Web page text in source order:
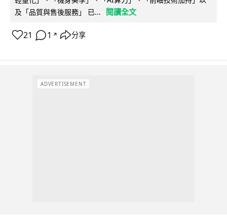
及「品質與售後服務」 已...
閱讀全文
21 1 ↗ 分享
ADVERTISEMENT